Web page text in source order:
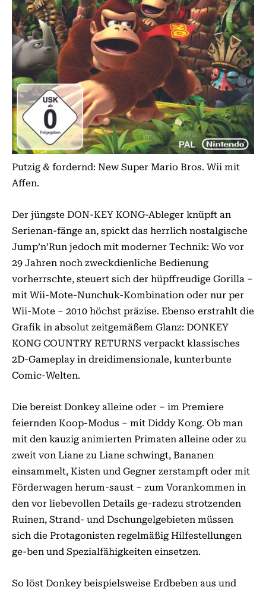
Putzig & fordernd: New Super Mario Bros. Wii mit
Affen.
Der jüngste DON-KEY KONG-Ableger knüpft an
Serien­an-fänge an, spickt das herrlich nostalgische
Jump’n’Run jedoch mit moderner Technik: Wo vor
29 Jahren noch zweckdienliche Bedienung
vorherrschte, steuert sich der hüpffreudige Gorilla –
mit Wii-Mote-Nunchuk-Kombination oder nur per
Wii-Mote – 2010 höchst präzise. Ebenso erstrahlt die
Grafik in absolut zeitgemäßem Glanz: DONKEY
KONG COUNTRY RETURNS verpackt klassisches
2D-Game­play in dreidimensionale, kunterbunte
Comic-Welten.
Die bereist Donkey alleine oder – im Premiere
feiernden Koop-Modus – mit Diddy Kong. Ob man
mit den kauzig animierten Primaten alleine oder zu
zweit von Liane zu Liane schwingt, Bananen
einsammelt, Kisten und Gegner zerstampft oder mit
För­derwagen herum-saust – zum Vorankommen in
den vor liebevollen Details ge-radezu strotzenden
Ruinen, Strand- und Dschun­gelgebieten müssen
sich die Protagonisten regelmäßig Hilfestellungen
ge-ben und Spezialfähigkeiten einsetzen.
So löst Donkey beispielsweise Erdbeben aus und